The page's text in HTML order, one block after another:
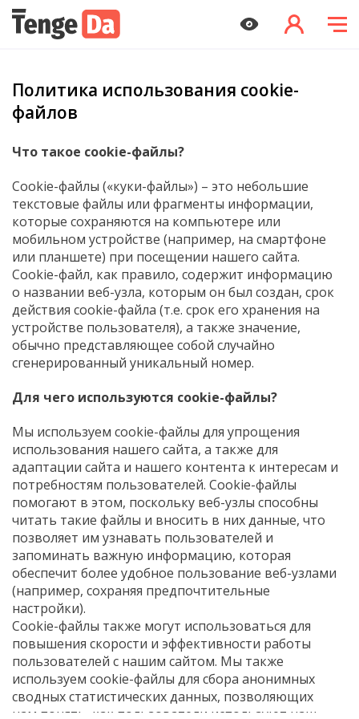
Политика использования cookie-
файлов
Что такое cookie-файлы?
Cookie-файлы («куки-файлы») – это небольшие
текстовые файлы или фрагменты информации,
которые сохраняются на компьютере или
мобильном устройстве (например, на смартфоне
или планшете) при посещении нашего сайта.
Cookie-файл, как правило, содержит информацию
о названии веб-узла, которым он был создан, срок
действия cookie-файла (т.е. срок его хранения на
устройстве пользователя), а также значение,
обычно представляющее собой случайно
сгенерированный уникальный номер.
Для чего используются cookie-файлы?
Мы используем cookie-файлы для упрощения
использования нашего сайта, а также для
адаптации сайта и нашего контента к интересам и
потребностям пользователей. Cookie-файлы
помогают в этом, поскольку веб-узлы способны
читать такие файлы и вносить в них данные, что
позволяет им узнавать пользователей и
запоминать важную информацию, которая
обеспечит более удобное пользование веб-узлами
(например, сохраняя предпочтительные
настройки).
Cookie-файлы также могут использоваться для
повышения скорости и эффективности работы
пользователей с нашим сайтом. Мы также
используем cookie-файлы для сбора анонимных
сводных статистических данных, позволяющих
нам понять, как пользователи используют наш